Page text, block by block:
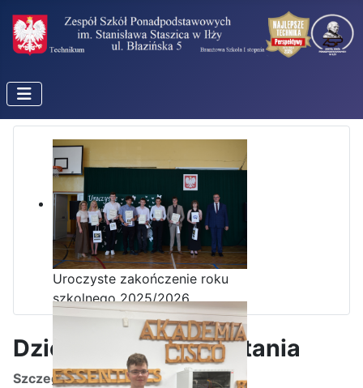
Uroczyste zakończenie roku
szkolnego 2025/2026
Dzień Głośnego Czytania
Szczegóły